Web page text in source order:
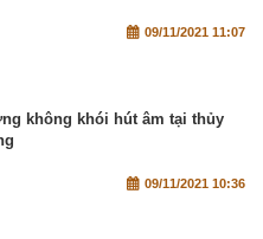
09/11/2021 11:07
không khói hút âm tại thủy
09/11/2021 10:36